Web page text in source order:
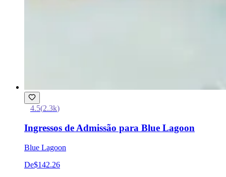
4.5(2.3k)
Ingressos de Admissão para Blue Lagoon
Blue Lagoon
De$142.26